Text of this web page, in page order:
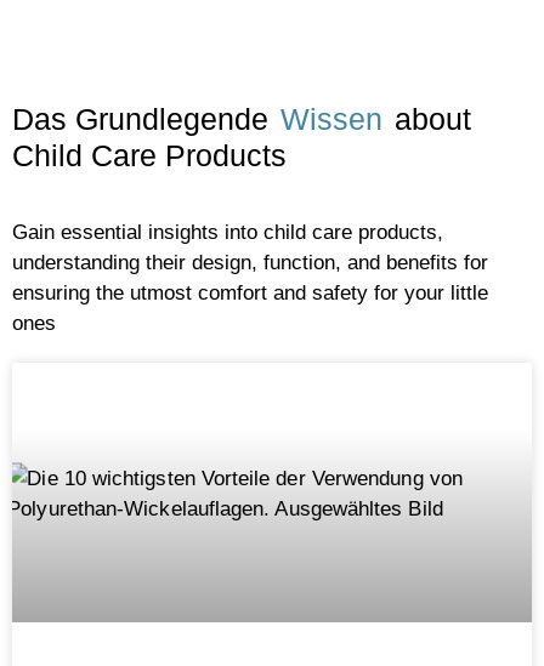
Das Grundlegende Wissen about
Child Care Products
Gain essential insights into child care products,
understanding their design, function, and benefits for
ensuring the utmost comfort and safety for your little
ones